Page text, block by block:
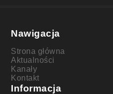
Nawigacja
Strona główna
Aktualności
Kanały
Kontakt
Informacja